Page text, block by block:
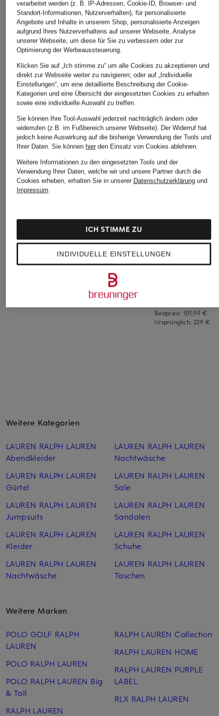
LAUREN
Stiefeletten
LAUREN
Chelsea-Boots
+Aktionsrabatt
LAUREN RALPH
LAUREN
Bestpreis: 101,99 €
Ursprünglich:229 €
Weitere Kategorien
LAUREN RALPH LAUREN
Abendkleider
LAUREN RALPH LAUREN
Gürtel
LAUREN RALPH LAUREN
Jumpsuits
LAUREN RALPH LAUREN
Kleider
LAUREN RALPH LAUREN
Nachtwäsche
LAUREN RALPH LAUREN
Nachtwäsche
LAUREN RALPH LAUREN
Sale
LAUREN RALPH LAUREN
Sandalen
LAUREN RALPH LAUREN
Schuhe
LAUREN RALPH LAUREN
Taschen
Weitere Marken
POLO GOLF RALPH
LAUREN
POLO RALPH LAUREN
POLO RALPH LAUREN Big
& Tall
RALPH LAUREN
RALPH LAUREN Collection
RALPH LAUREN HOME
RALPH LAUREN PURPLE
LABEL
RLX RALPH LAUREN
verarbeitet werden (z. B. IP-Adressen, Cookie-ID, Browser- und
Standort-Informationen, Nutzerverhalten), für personalisierte
Angebote und Inhalte in unserem Shop, personalisierte Anzeigen
aufgrund Ihres Nutzerverhaltens auf unserer Webseite, Analyse
unserer Webseite, um diese für Sie zu verbessern oder zur
Optimierung der Werbeaussteuerung.
Klicken Sie auf „Ich stimme zu“ um alle Cookies zu akzeptieren und
direkt zur Webseite weiter zu navigieren; oder auf „Individuelle
Einstellungen“, um eine detaillierte Beschreibung der Cookie-
Kategorien und eine Übersicht der eingesetzten Cookies zu erhalten
sowie eine individuelle Auswahl zu treffen.
Sie können Ihre Tool-Auswahl jederzeit nachträglich ändern oder
widerrufen (z.B. im Fußbereich unserer Webseite). Der Widerruf hat
jedoch keine Auswirkung auf die bisherige Verwendung der Tools und
Ihrer Daten. Sie können hierden Einsatz von Cookies ablehnen.
Weitere Informationen zu den eingesetzten Tools und der
Verwendung Ihrer Daten, welche wir und unsere Partner durch die
Cookies erheben, erhalten Sie in unserer Datenschutzerklärungund
Impressum.
INDIVIDUELLE EINSTELLUNGEN
ICH STIMME ZU